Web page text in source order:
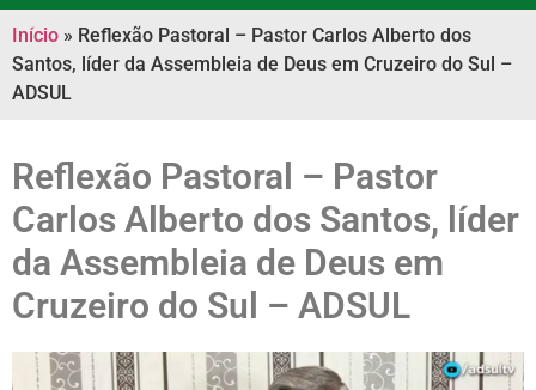
Início » Reflexão Pastoral – Pastor Carlos Alberto dos
Santos, líder da Assembleia de Deus em Cruzeiro do Sul –
ADSUL
Reflexão Pastoral – Pastor
Carlos Alberto dos Santos, líder
da Assembleia de Deus em
Cruzeiro do Sul – ADSUL